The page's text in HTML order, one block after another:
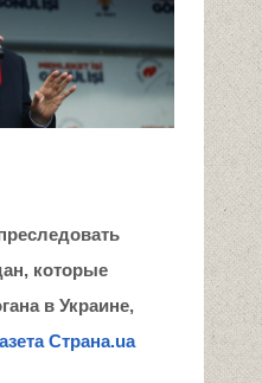
которые
в Украине,
Страна.ua